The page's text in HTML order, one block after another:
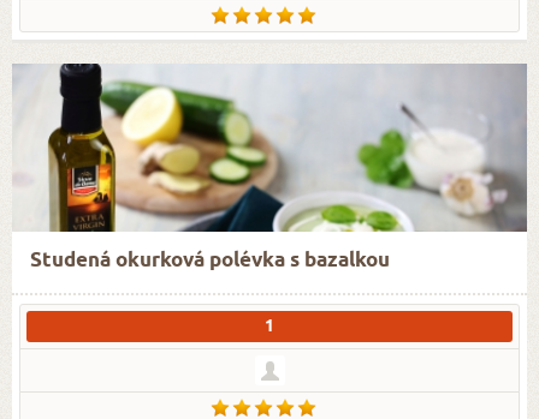
Studená okurková polévka s bazalkou
1